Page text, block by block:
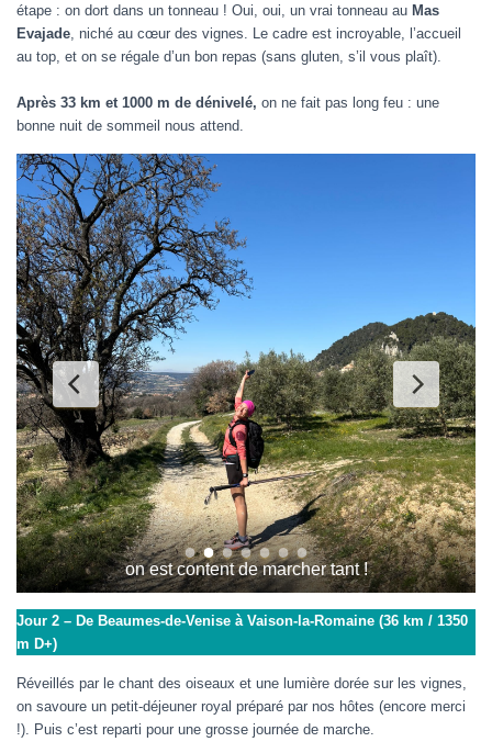
étape : on dort dans un tonneau ! Oui, oui, un vrai tonneau au Mas
Evajade , niché au cœur des vignes. Le cadre est incroyable, l’accueil
au top, et on se régale d’un bon repas (sans gluten, s’il vous plaît).
Après 33 km et 1000 m de dénivelé, on ne fait pas long feu : une
bonne nuit de sommeil nous attend.
Le Barroux
Jour 2 – De Beaumes-de-Venise à Vaison-la-Romaine (36 km / 1350
m D+)
Réveillés par le chant des oiseaux et une lumière dorée sur les vignes,
on savoure un petit-déjeuner royal préparé par nos hôtes (encore merci
!). Puis c’est reparti pour une grosse journée de marche.